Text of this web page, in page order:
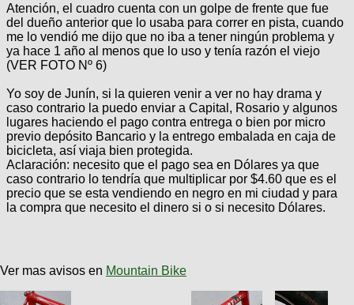
Atención, el cuadro cuenta con un golpe de frente que fue
del dueño anterior que lo usaba para correr en pista, cuando
me lo vendió me dijo que no iba a tener ningún problema y
ya hace 1 año al menos que lo uso y tenía razón el viejo
(VER FOTO Nº 6)
Yo soy de Junín, si la quieren venir a ver no hay drama y
caso contrario la puedo enviar a Capital, Rosario y algunos
lugares haciendo el pago contra entrega o bien por micro
previo depósito Bancario y la entrego embalada en caja de
bicicleta, así viaja bien protegida.
Aclaración: necesito que el pago sea en Dólares ya que
caso contrario lo tendría que multiplicar por $4.60 que es el
precio que se esta vendiendo en negro en mi ciudad y para
la compra que necesito el dinero si o si necesito Dólares.
Ver mas avisos en Mountain Bike